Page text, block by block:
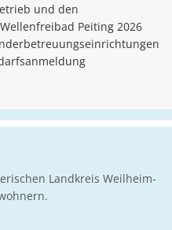
und den
Peiting 2026
Landkreis Weilheim-